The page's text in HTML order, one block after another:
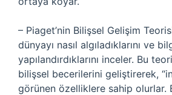
– Piaget’nin Bilişsel Gelişim
dünyayı nasıl algıladıklarını ve
yapılandırdıklarını inceler. Bu
bilişsel becerilerini geliştirerek,
görünen özelliklere sahip olurlar.